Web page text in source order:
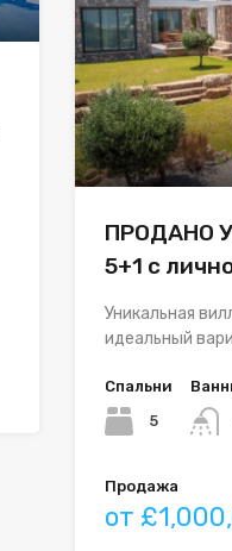
ПРОДАНО
5+1 с
Уникальная
идеальный
Спальни
5
Продажа
от